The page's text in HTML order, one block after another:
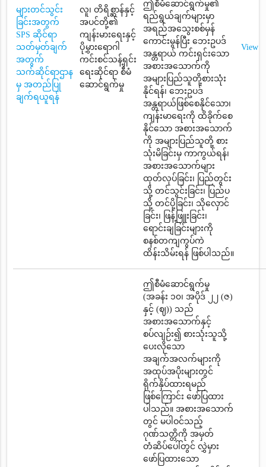
များတင်သွင်း
ခြင်းအတွက်
SPS ဆိုင်ရာ
သတ်မှတ်ချက်
အတွက်
သက်ဆိုင်ရာဌာန
မှ အတည်ပြု
ချက်ရယူရန်
လူ၊ တိရိစ္ဆာန်နှင့်
အပင်တို့၏
ကျန်းမားရေးနှင့်
ပိုမွှားရောဂါ
ကင်းစင်သန့်ရှင်း
ရေးဆိုင်ရာ စီမံ
ဆောင်ရွက်မှု
ဤစီမံဆောင်ရွက်မှု၏
ရည်ရွယ်ချက်များမှာ
အရည်အသွေးစစ်မှန်
ကောင်းမွန်ပြီး ဘေးဥပဒ်
အန္တရာယ် ကင်းရှင်းသော
အစားအသောက်ကို
အများပြည်သူတို့စားသုံး
နိုင်ရန်၊ ဘေးဥပဒ်
အန္တရာယ်ဖြစ်စေနိုင်သော၊
ကျန်းမာရေးကို ထိခိုက်စေ
နိုင်သော အစားအသောက်
ကို အများပြည်သူတို့ စား
သုံးမိခြင်းမှ ကာကွယ်ရန်၊
အစားအသောက်များ
ထုတ်လုပ်ခြင်း၊ ပြည်တွင်း
သို့ တင်သွင်းခြင်း၊ ပြည်ပ
သို့ တင်ပို့ခြင်း၊ သိုလှောင်
ခြင်း၊ ဖြန့်ဖြူးခြင်း၊
ရောင်းချခြင်းများကို
စနစ်တကျကွပ်ကဲ
ထိန်းသိမ်းရန် ဖြစ်ပါသည်။
View
ဤစီမံဆောင်ရွက်မှု
(အခန်း ၁၀၊ အပိုဒ် ၂၂ (ဇ)
နှင့် (ဈ)) သည်
အစားအသောက်နှင့်
စပ်လျဉ်း၍ စားသုံးသူသို့
ပေးလိုသော
အချက်အလက်များကို
အထုပ်အပိုးများတွင်
ရိုက်နှိပ်ထားရမည်
ဖြစ်ကြောင်း ဖော်ပြထား
ပါသည်။ အစားအသောက်
တွင် မပါဝင်သည့်
ဂုဏ်သတ္တိကို အမှတ်
တံဆိပ်ပေါ်တွင် လွှဲမှား
ဖော်ပြထားသော